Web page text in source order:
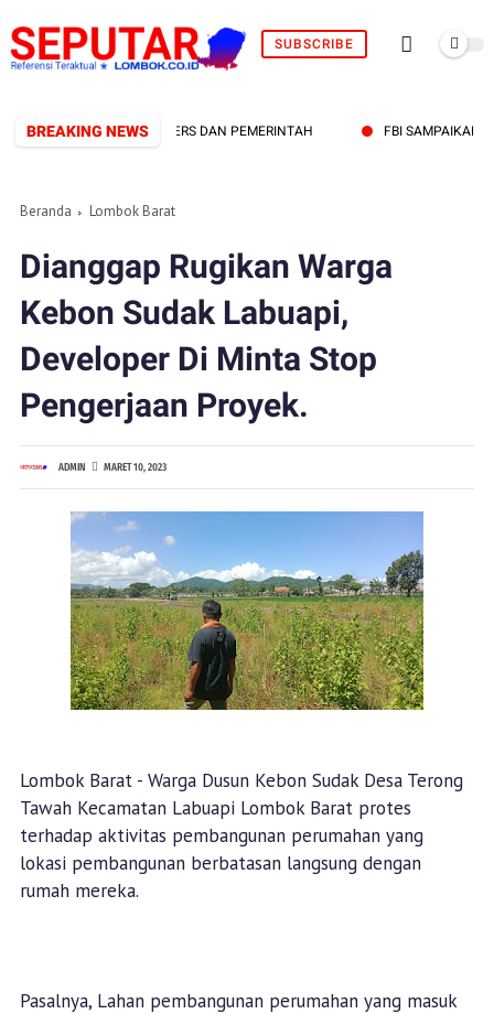
SUBSCRIBE
BREAKING NEWS
PERKUAT SINERGI PERS DAN PEMERINTAH FBI SAMPAIKAN 12
Beranda Lombok Barat
Dianggap Rugikan Warga
Kebon Sudak Labuapi,
Developer Di Minta Stop
Pengerjaan Proyek.
ADMIN MARET 10, 2023
Lombok Barat - Warga Dusun Kebon Sudak Desa Terong
Tawah Kecamatan Labuapi Lombok Barat protes
terhadap aktivitas pembangunan perumahan yang
lokasi pembangunan berbatasan langsung dengan
rumah mereka.
Pasalnya, Lahan pembangunan perumahan yang masuk